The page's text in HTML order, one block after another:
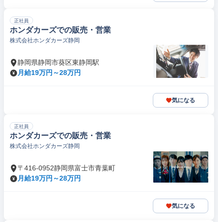
正社員
ホンダカーズでの販売・営業
株式会社ホンダカーズ静岡
静岡県静岡市葵区東静岡駅
月給19万円～28万円
気になる
正社員
ホンダカーズでの販売・営業
株式会社ホンダカーズ静岡
〒416-0952静岡県富士市青葉町
月給19万円～28万円
気になる